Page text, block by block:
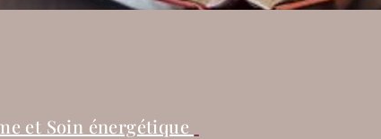
et Soin énergétique